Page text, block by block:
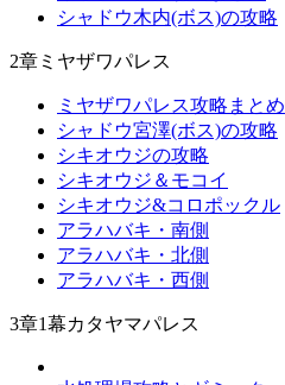
シャドウ木内(ボス)の攻略
2章ミヤザワパレス
ミヤザワパレス攻略まとめ
シャドウ宮澤(ボス)の攻略
シキオウジの攻略
シキオウジ＆モコイ
シキオウジ&コロポックル
アラハバキ・南側
アラハバキ・北側
アラハバキ・西側
3章1幕カタヤマパレス